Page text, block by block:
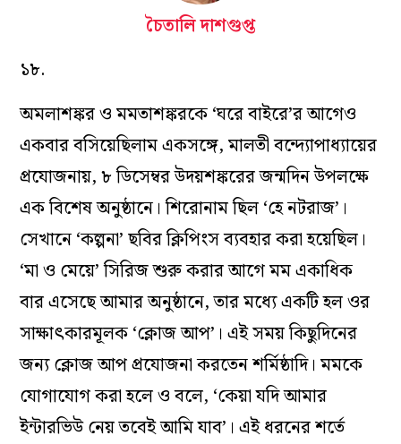
চৈতালি দাশগুপ্ত
১৮.
অমলাশঙ্কর ও মমতাশঙ্করকে ‘ঘরে বাইরে’র আগেও
একবার বসিয়েছিলাম একসঙ্গে, মালতী বন্দ্যোপাধ্যায়ের
প্রযোজনায়, ৮ ডিসেম্বর উদয়শঙ্করের জন্মদিন উপলক্ষে
এক বিশেষ অনুষ্ঠানে। শিরোনাম ছিল ‘হে নটরাজ’।
সেখানে ‘কল্পনা’ ছবির ক্লিপিংস ব্যবহার করা হয়েছিল।
‘মা ও মেয়ে’ সিরিজ শুরু করার আগে মম একাধিক
বার এসেছে আমার অনুষ্ঠানে, তার মধ্যে একটি হল ওর
সাক্ষাৎকারমূলক ‘ক্লোজ আপ’। এই সময় কিছুদিনের
জন্য ক্লোজ আপ প্রযোজনা করতেন শর্মিষ্ঠাদি। মমকে
যোগাযোগ করা হলে ও বলে, ‘কেয়া যদি আমার
ইন্টারভিউ নেয় তবেই আমি যাব’। এই ধরনের শর্তে